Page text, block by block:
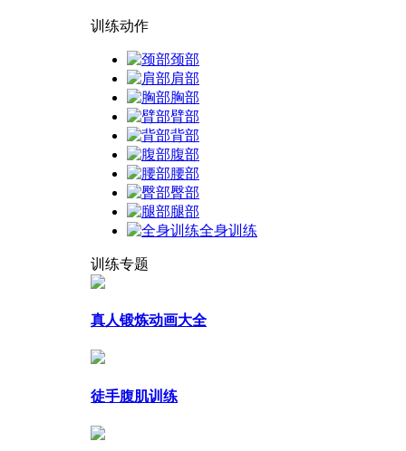
训练动作
颈部
肩部
胸部
臂部
背部
腹部
腰部
臀部
腿部
全身训练
训练专题
真人锻炼动画大全
徒手腹肌训练